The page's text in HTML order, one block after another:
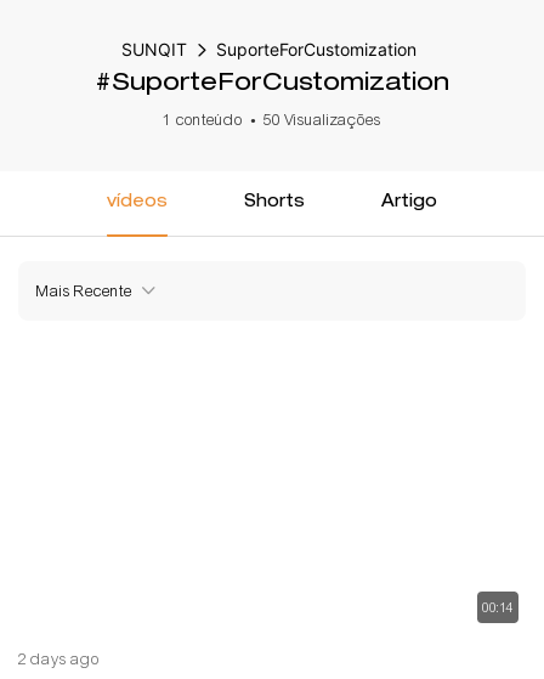
SUNQIT SuporteForCustomization
#SuporteForCustomization
1 conteúdo 50 Visualizações
vídeos Shorts Artigo
Mais Recente
00:14
2 days ago